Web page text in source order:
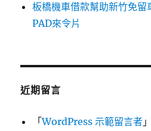
板橋機車借款幫助新竹免
PAD來令片
近期留言
「WordPress 示範留言者